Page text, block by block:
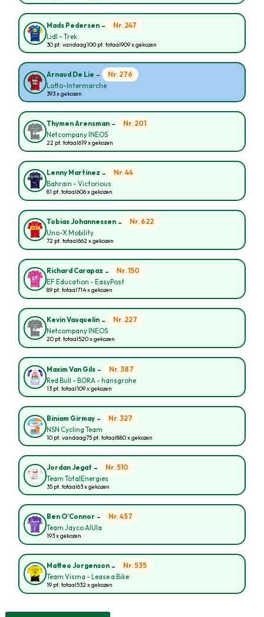
Mads Pedersen - Nr. 247
Lidl - Trek
30 pt. vandaag100 pt. totaal909 x gekozen
Arnaud De Lie - Nr. 276
Lotto-Intermarche
393 x gekozen
Thymen Arensman - Nr. 201
Netcompany INEOS
22 pt. totaal619 x gekozen
Lenny Martinez - Nr. 44
Bahrain - Victorious
81 pt. totaal606 x gekozen
Tobias Johannessen - Nr. 622
Uno-X Mobility
72 pt. totaal662 x gekozen
Richard Carapaz - Nr. 150
EF Education - EasyPost
89 pt. totaal714 x gekozen
Kevin Vauquelin - Nr. 227
Netcompany INEOS
20 pt. totaal520 x gekozen
Maxim Van Gils - Nr. 387
Red Bull - BORA - hansgrohe
13 pt. totaal109 x gekozen
Biniam Girmay - Nr. 327
NSN Cycling Team
10 pt. vandaag75 pt. totaal880 x gekozen
Jordan Jegat - Nr. 510
Team TotalEnergies
35 pt. totaal63 x gekozen
Ben O’Connor - Nr. 457
Team Jayco AlUla
193 x gekozen
Matteo Jorgenson - Nr. 535
Team Visma - Lease a Bike
19 pt. totaal532 x gekozen